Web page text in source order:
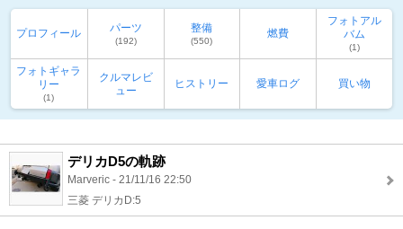
プロフィール パーツ
(192)
整備
(550)
燃費
フォトアル
バム
(1)
フォトギャラ
リー
(1)
クルマレビ
ュー
ヒストリー 愛車ログ 買い物
デリカD5の軌跡
Marveric - 21/11/16 22:50
三菱 デリカD:5